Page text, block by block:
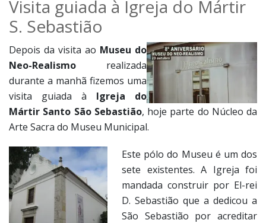
Visita guiada à Igreja do Mártir
S. Sebastião
Depois da visita ao Museu do
Neo-Realismo realizada
durante a manhã fizemos uma
visita guiada à Igreja do
Mártir Santo São Sebastião, hoje parte do Núcleo da
Arte Sacra do Museu Municipal.
Este pólo do Museu é um dos
sete existentes. A Igreja foi
mandada construir por El-rei
D. Sebastião que a dedicou a
São Sebastião por acreditar